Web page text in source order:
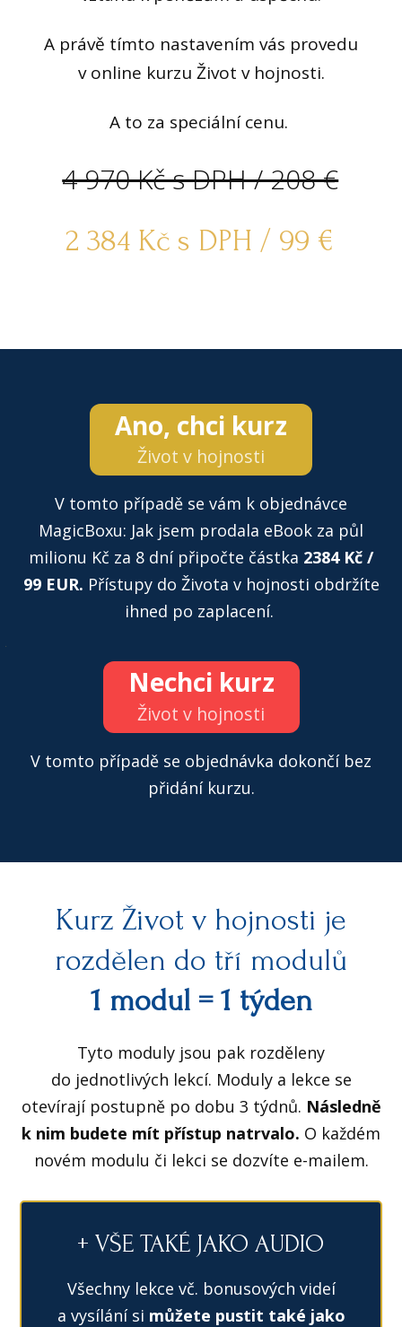
A právě tímto nastavením vás provedu
v online kurzu Život v hojnosti.
A to za speciální cenu.
4 970 Kč s DPH / 208 €
2 384 Kč s DPH / 99 €
Ano, chci kurz
Život v hojnosti
V tomto případě se vám k objednávce
MagicBoxu: Jak jsem prodala eBook za půl
milionu Kč za 8 dní připočte částka 2384 Kč /
99 EUR. Přístupy do Života v hojnosti obdržíte
ihned po zaplacení.
Nechci kurz
Život v hojnosti
V tomto případě se objednávka dokončí bez
přidání kurzu.
Kurz Život v hojnosti je
rozdělen do tří modulů
1 modul = 1 týden
Tyto moduly jsou pak rozděleny
do jednotlivých lekcí. Moduly a lekce se
otevírají postupně po dobu 3 týdnů. Následně
k nim budete mít přístup natrvalo. O každém
novém modulu či lekci se dozvíte e-mailem.
+ VŠE TAKÉ JAKO AUDIO
Všechny lekce vč. bonusových videí
a vysílání si můžete pustit také jako